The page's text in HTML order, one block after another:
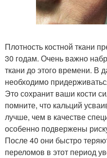
Плотность костной ткани
30 годам. Очень важно
ткани до этого времени. В
необходимо
Это сохранит ваши кости
помните, что кальций
лучше, чем в качестве
особенно подвержены
После 40 они быстро
переломов в этот период